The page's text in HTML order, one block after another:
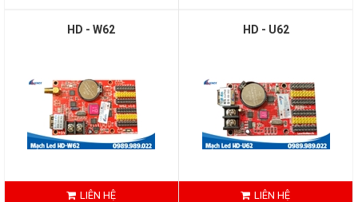
HD - W62
LIÊN HỆ
HD - U62
LIÊN HỆ